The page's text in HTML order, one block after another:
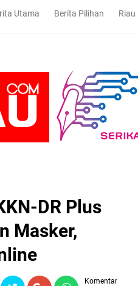
Utama Berita Pilihan Riau
DR Plus
Masker,
Komentar